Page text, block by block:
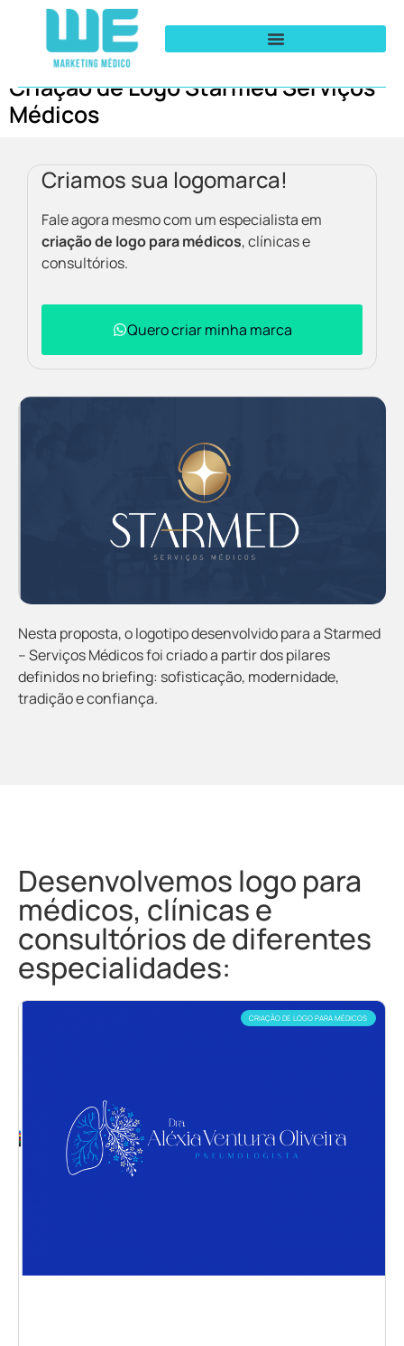
Criação de Logo Starmed Serviços
Médicos
Nesta proposta, o logotipo desenvolvido para a Starmed
– Serviços Médicos foi criado a partir dos pilares
definidos no briefing: sofisticação, modernidade,
tradição e confiança.
Criamos sua logomarca!
Fale agora mesmo com um especialista em
criação de logo para médicos, clínicas e
consultórios.
Quero criar minha marca
Desenvolvemos logo para
médicos, clínicas e
consultórios de diferentes
especialidades:
CRIAÇÃO DE LOGO PARA MÉDICOS